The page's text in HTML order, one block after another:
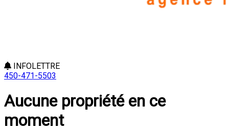
INFOLETTRE
450-471-5503
Aucune propriété en ce
moment